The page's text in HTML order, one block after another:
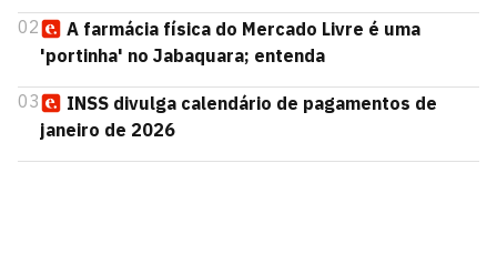
02
A farmácia física do Mercado Livre é uma
'portinha' no Jabaquara; entenda
03
INSS divulga calendário de pagamentos de
janeiro de 2026